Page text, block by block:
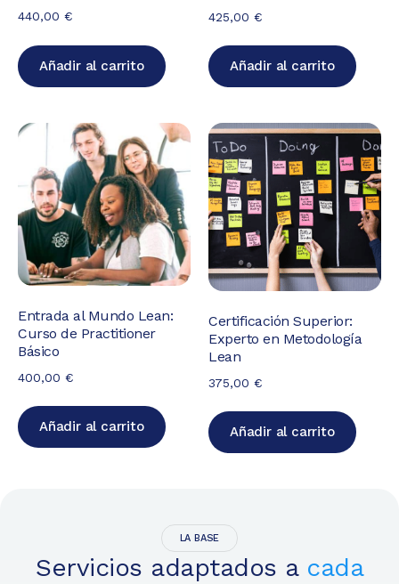
440,00 €
Añadir al carrito
425,00 €
Añadir al carrito
Entrada al Mundo Lean:
Curso de Practitioner
Básico
400,00 €
Añadir al carrito
Certificación Superior:
Experto en Metodología
Lean
375,00 €
Añadir al carrito
LA BASE
Servicios adaptados a cada